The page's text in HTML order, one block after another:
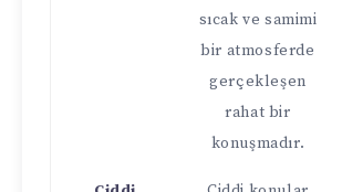
sıcak ve samimi
bir atmosferde
gerçekleşen
rahat bir
konuşmadır.